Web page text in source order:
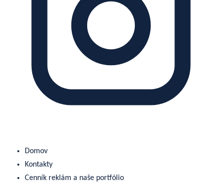
Domov
Kontakty
Cenník reklám a naše portfólio